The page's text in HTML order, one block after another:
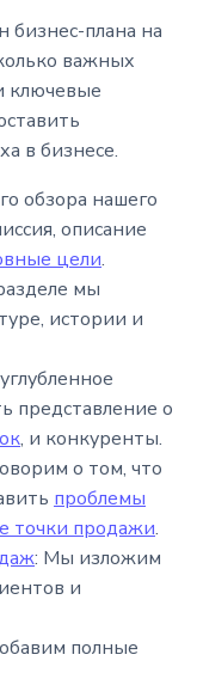
плана на
важных
ключевые
в бизнесе.
обзора нашего
описание
цели.
мы
истории и
представление о
, и конкуренты.
о том, что
проблемы
точки продажи.
: Мы изложим
и
полные